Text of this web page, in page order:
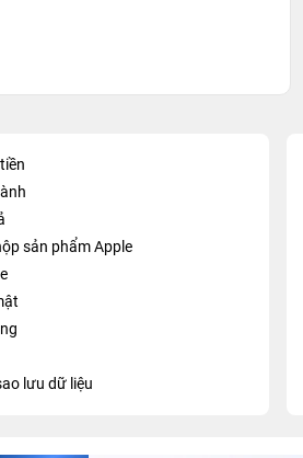
sản phẩm Apple
lưu dữ liệu